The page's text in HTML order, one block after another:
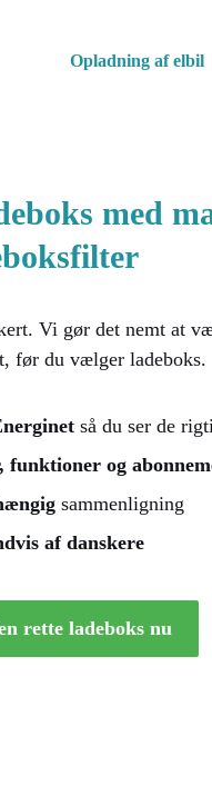
Opladning af elbil
med
Vi gør det nemt at
før du vælger ladeboks.
så du ser de
funktioner og
sammenligning
af danskere
rette ladeboks nu